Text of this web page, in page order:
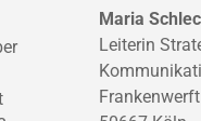
Maria
Leiterin